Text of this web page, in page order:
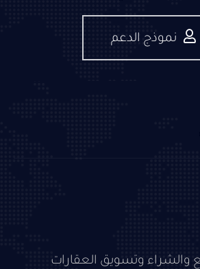
نموذج الدعم
والشراء وتسويق العقارات